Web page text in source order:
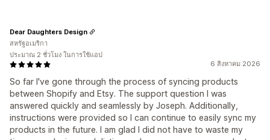
6 สิงหาคม 2026
So far I've gone through the process of syncing products
between Shopify and Etsy. The support question I was
answered quickly and seamlessly by Joseph. Additionally,
instructions were provided so I can continue to easily sync my
products in the future. I am glad I did not have to waste my
Dear Daughters Design
สหรัฐอเมริกา
ประมาณ 2 ชั่วโมง ในการใช้แอป